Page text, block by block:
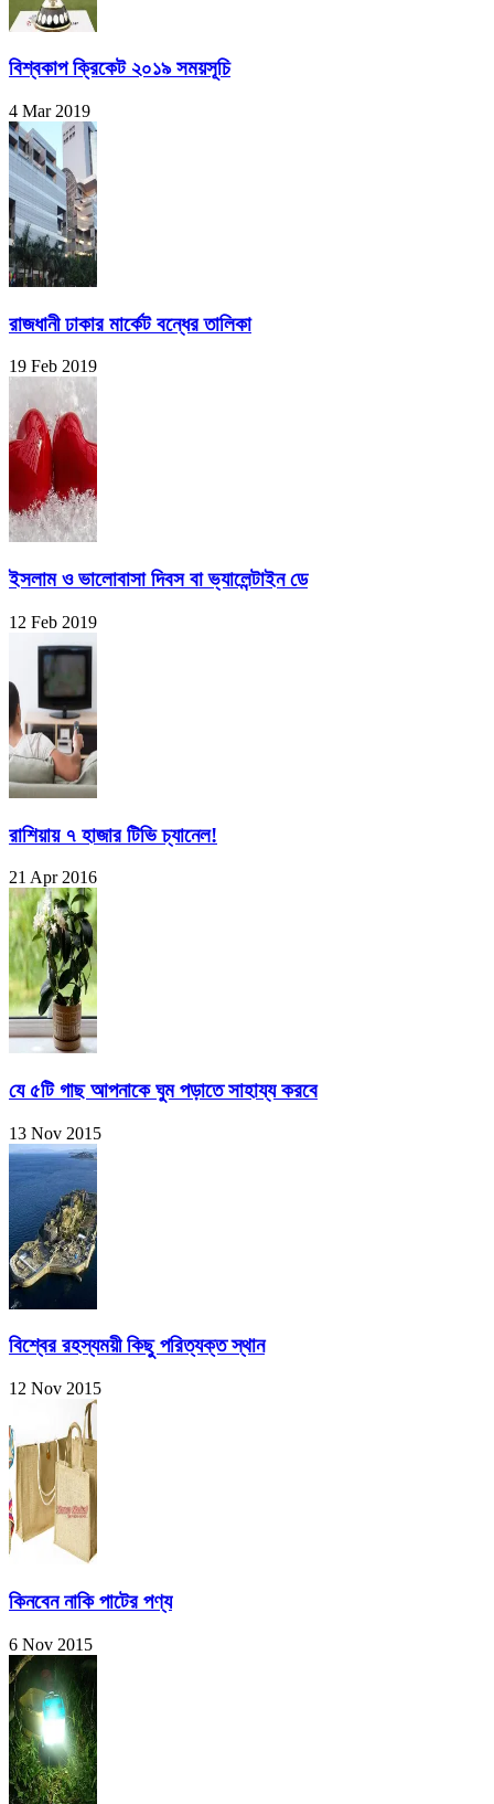
বিশ্বকাপ ক্রিকেট ২০১৯ সময়সূচি
4 Mar 2019
রাজধানী ঢাকার মার্কেট বন্ধের তালিকা
19 Feb 2019
ইসলাম ও ভালোবাসা দিবস বা ভ্যালেন্টাইন ডে
12 Feb 2019
রাশিয়ায় ৭ হাজার টিভি চ্যানেল!
21 Apr 2016
যে ৫টি গাছ আপনাকে ঘুম পড়াতে সাহায্য করবে
13 Nov 2015
বিশ্বের রহস্যময়ী কিছু পরিত্যক্ত স্থান
12 Nov 2015
কিনবেন নাকি পাটের পণ্য
6 Nov 2015